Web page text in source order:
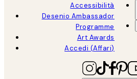
Accessibilità
Desenio Ambassador
Programme
Art Awards
Accedi (Affari)